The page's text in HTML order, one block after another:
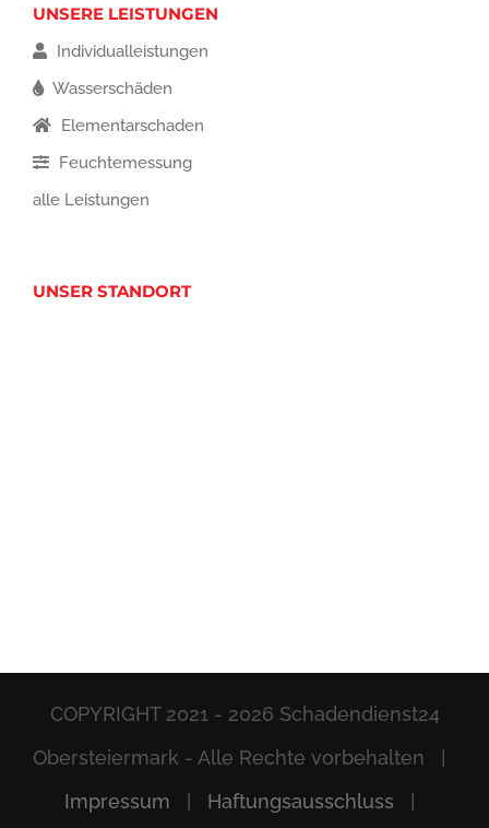
UNSERE LEISTUNGEN
Individualleistungen
Wasserschäden
Elementarschaden
Feuchtemessung
alle Leistungen
UNSER STANDORT
COPYRIGHT 2021 - 2026 Schadendienst24
Obersteiermark - Alle Rechte vorbehalten |
Impressum
Haftungsausschluss